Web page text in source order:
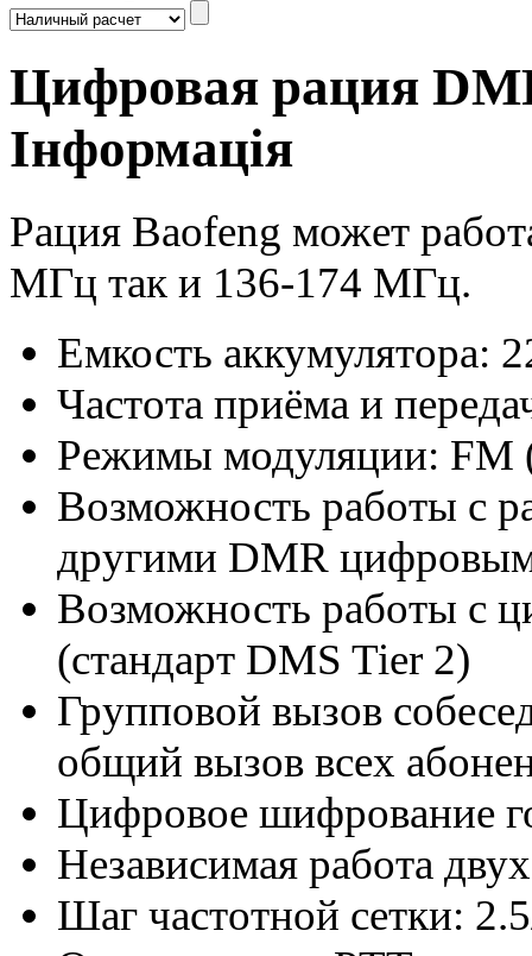
Цифровая рация
Інформація
Рация Baofeng может
МГц так и 136-174 МГц.
Емкость аккумулятора:
Частота приёма и
Режимы модуляции: FM
Возможность работы с
другими DMR
Возможность работы с
(стандарт DMS Tier 2)
Групповой вызов
общий вызов всех
Цифровое шифрование
Независимая работа
Шаг частотной сетки: